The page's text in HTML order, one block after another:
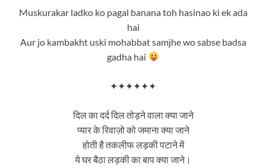
Muskurakar ladko ko pagal banana toh hasinao ki ek ada
hai
Aur jo kambakht uski mohabbat samjhe wo sabse badsa
gadha hai
✦✦✦✦✦✦
दिल का दर्द दिल तोड़ने वाला क्या जाने
प्यार के रिवाज़ो को जमाना क्या जाने
होती है तकलीफ लड़की पटाने में
ये घर बैठा लड़की का बाप क्या जाने।